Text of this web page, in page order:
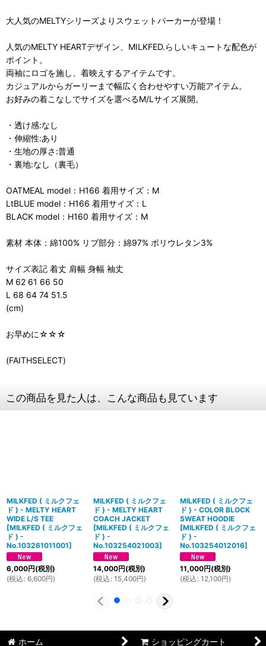
大人気のMELTYシリーズよりスウェットパーカーが登場！
人気のMELTY HEARTデザイン、MILKFED.らしいキュートな配色が
ポイント。
両袖にロゴを施し、着映えするアイテムです。
カジュアルからガーリーまで幅広く合わせやすい万能アイテム。
お好みの着こなしでサイズを選べるM/Lサイズ展開。
・透け感:なし
・伸縮性:あり
・生地の厚さ:普通
・裏地:なし（裏毛）
OATMEAL model：H166 着用サイズ：M
LtBLUE model：H166 着用サイズ：L
BLACK model：H160 着用サイズ：M
素材 本体：綿100% リブ部分：綿97% ポリウレタン3%
サイズ表記 着丈 肩幅 身幅 袖丈
M 62 61 66 50
L 68 64 74 51.5
(cm)
お早めに☆☆☆
(FAITHSELECT)
この商品を見た人は、こんな商品も見ています
MILKFED ( ミルクフェ
ド ) - MELTY HEART
WIDE L/S TEE
[MILKFED ( ミルクフェ
ド ) -
No.103261011001]
6,000円(税別)
(税込 : 6,600円)
MILKFED ( ミルクフェ
ド ) - MELTY HEART
COACH JACKET
[MILKFED ( ミルクフェ
ド ) -
No.103254021003]
14,000円(税別)
(税込 : 15,400円)
MILKFED ( ミルクフェ
ド ) - COLOR BLOCK
SWEAT HOODIE
[MILKFED ( ミルクフェ
ド ) -
No.103254012016]
11,000円(税別)
(税込 : 12,100円)
ホーム ショッピングカート